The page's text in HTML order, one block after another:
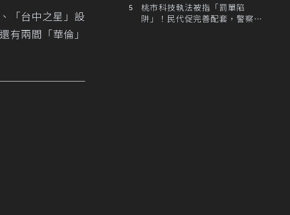
「台中之星」設
兩間「華倫」
桃市科技執法被指「罰單陷
阱」！民代促完善配套，警察局